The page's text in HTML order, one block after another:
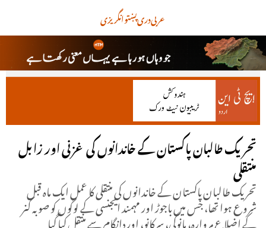
انگریزیپښتودریعربی
تحریک طالبان پاکستان کے خاندانوں کی غزنی اور زابل
منتقلی
تحریک طالبان پاکستان کے خاندانوں کی منتقلی کا عمل ایک ماہ قبل
شروع ہوا تھا، جس میں باجوڑ اور مہمند ایجنسی کے لوگوں کو صوبہ کنر
کے اضلاع مروارہ، مانوگی، سرکانو، اور دانگام سے منتقل کیا گیا